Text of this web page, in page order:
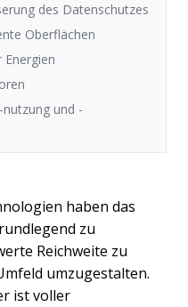
des Datenschutzes
Oberflächen
Energien
und -
haben das
zu
Reichweite zu
umzugestalten.
ist voller